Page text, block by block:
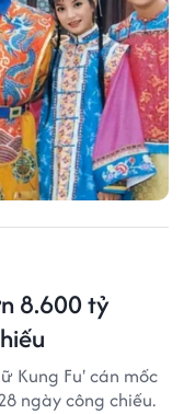
8.600 tỷ
Kung Fu' cán mốc
ngày công chiếu.